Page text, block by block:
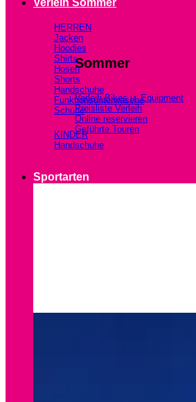
Verleih Sommer
Sommer
Verleih Bikes u. Equipment
Preisliste Verleih
Online reservieren
Geführte Touren
HERREN
Jacken
Hoodies
Shirts
Hosen
Shorts
Handschuhe
Funktionsunterwäsche
Schuhe
KINDER
Handschuhe
Sportarten